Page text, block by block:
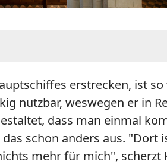
erstrecken, ist so
nutzbar, weswegen er in
dass man einmal
schon anders aus. "Dort
mehr für mich", scherzt